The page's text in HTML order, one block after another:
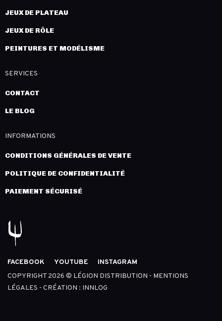
JEUX DE PLATEAU
JEUX DE RÔLE
PEINTURES ET MODÉLISME
SERVICES
CONTACT
LE BLOG
INFORMATIONS
CONDITIONS GÉNÉRALES DE VENTE
POLITIQUE DE CONFIDENTIALITÉ
PAIEMENT SÉCURISÉ
FACEBOOK YOUTUBE
INSTAGRAM
COPYRIGHT 2026 © LÉGION DISTRIBUTION - MENTIONS
LÉGALES - CRÉATION : INNLOG